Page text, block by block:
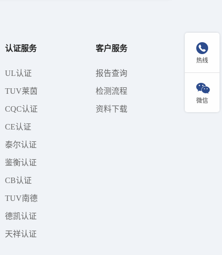
认证服务
UL认证
TUV莱茵
CQC认证
CE认证
泰尔认证
鉴衡认证
CB认证
TUV南德
德凯认证
天祥认证
客户服务
报告查询
检测流程
资料下载

热线

微信